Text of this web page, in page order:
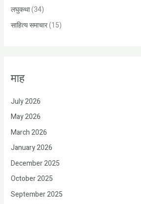
लघुकथा(34)
साहित्य समाचार(15)
माह
July 2026
May 2026
March 2026
January 2026
December 2025
October 2025
September 2025